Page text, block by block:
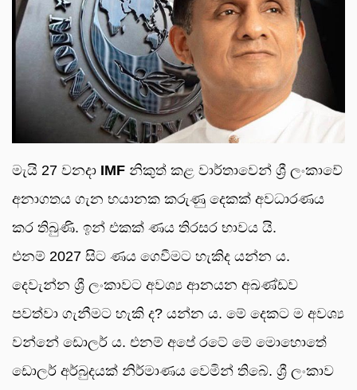
මැයි 27 වනදා IMF නිකුත් කළ වාර්තාවෙන් ශ්‍රී ලංකාවේ
අනාගතය ගැන භයානක කරුණු දෙකක් අවධාරණය
කර තිබුණි. ඉන් එකක් ණය තිරසර භාවය යි.
එනම් 2027 සිට ණය ගෙවීමට හැකිද යන්න ය.
දෙවැන්න ශ්‍රී ලංකාවට අවශ්‍ය ආනයන අඛණ්ඩව
පවත්වා ගැනීමට හැකි ද? යන්න ය. මේ දෙකට ම අවශ්‍ය
වන්නේ ඩොලර් ය. එනම් අපේ රටේ මේ මොහොතේ
ඩොලර් අර්බුදයක් නිර්මාණය වෙමින් තිබේ. ශ්‍රී ලංකාව